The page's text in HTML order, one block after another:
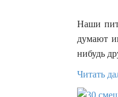
Наши
думают
нибудь
Читать